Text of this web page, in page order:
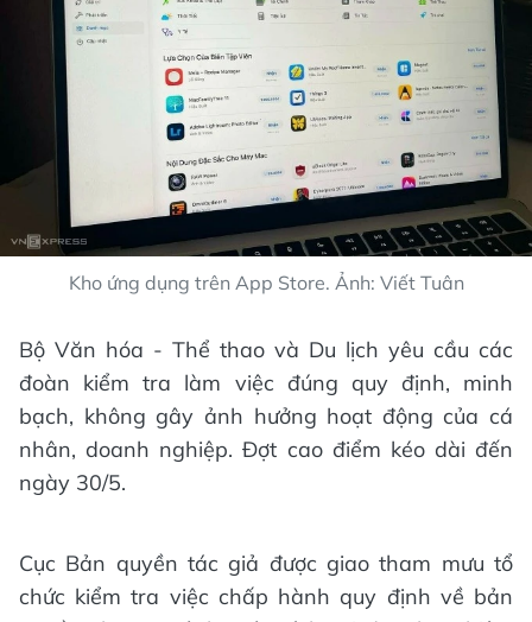
Kho ứng dụng trên App Store. Ảnh: Viết Tuân
Bộ Văn hóa - Thể thao và Du lịch yêu cầu các
đoàn kiểm tra làm việc đúng quy định, minh
bạch, không gây ảnh hưởng hoạt động của cá
nhân, doanh nghiệp. Đợt cao điểm kéo dài đến
ngày 30/5.
Cục Bản quyền tác giả được giao tham mưu tổ
chức kiểm tra việc chấp hành quy định về bản